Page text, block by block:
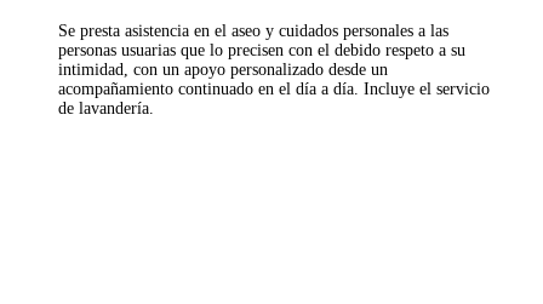
Se presta asistencia en el aseo y cuidados personales a las
personas usuarias que lo precisen con el debido respeto a su
intimidad, con un apoyo personalizado desde un
acompañamiento continuado en el día a día. Incluye el servicio
de lavandería.